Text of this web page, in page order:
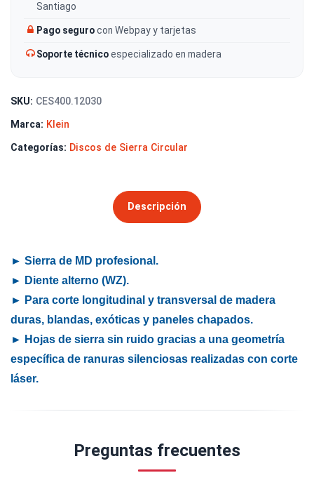
Santiago
Pago segurocon Webpay y tarjetas
Soporte técnicoespecializado en madera
SKU: CES400.12030
Marca: Klein
Categorías: Discos de Sierra Circular
Descripción
► Sierra de MD profesional.
► Diente alterno (WZ).
► Para corte longitudinal y transversal de madera
duras, blandas, exóticas y paneles chapados.
► Hojas de sierra sin ruido gracias a una geometría
específica de ranuras silenciosas realizadas con corte
láser.
Preguntas frecuentes